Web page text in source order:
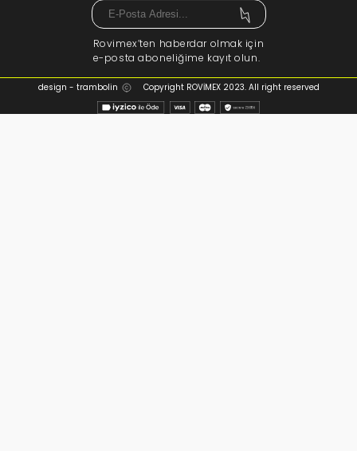
Rovimex’ten haberdar olmak için
e-posta aboneliğime kayıt olun.
design - trambolin Copyright ROVİMEX 2023. All right reserved